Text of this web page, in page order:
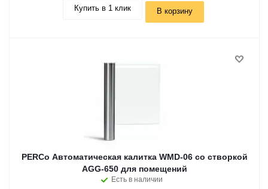
Купить в 1 клик В корзину
PERCo Автоматическая калитка WMD-06 со створкой
AGG-650 для помещений
Есть в наличии